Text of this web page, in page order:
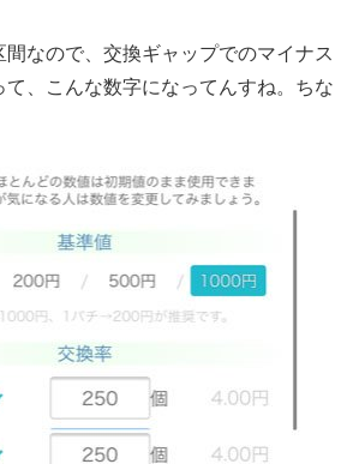
間なので、交換ギャップでのマイナス
て、こんな数字になってんすね。ちな